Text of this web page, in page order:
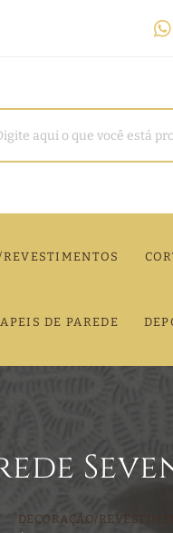
REVESTIMENTOS
DE PAREDE
DECORAÇÃO/